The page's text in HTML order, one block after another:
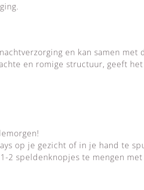
en kan samen met
en romige structuur, geeft
op je gezicht of in je hand te
2 speldenknopjes te mengen